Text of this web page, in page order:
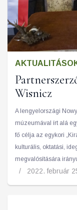
Wisnicz
A lengyelországi
múzeumával írt alá
fő célja az egykori
kulturális, oktatási,
megvalósítására
2022. február